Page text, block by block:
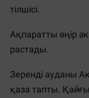
тілшісі.
Ақпаратты өңір
растады.
Зеренді ауданы
қаза тапты.